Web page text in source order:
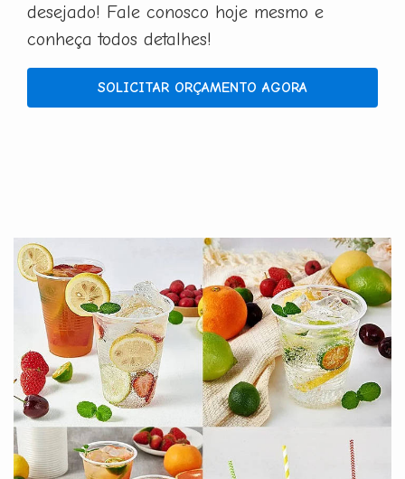
desejado! Fale conosco hoje mesmo e
conheça todos detalhes!
SOLICITAR ORÇAMENTO AGORA